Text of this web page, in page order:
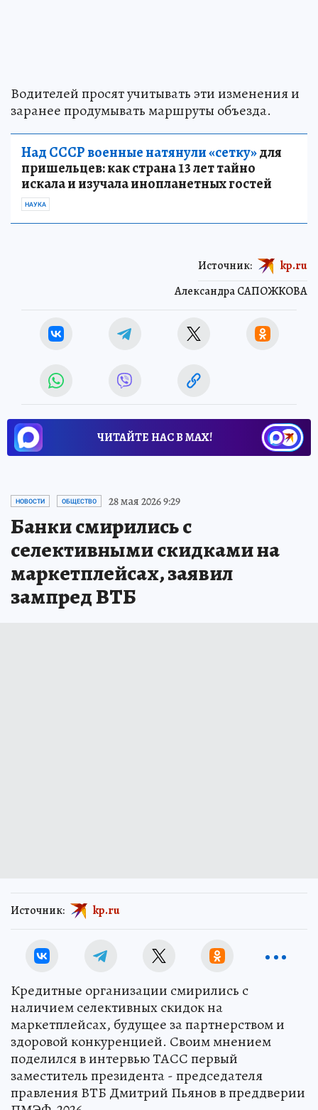
Водителей просят учитывать эти изменения и
заранее продумывать маршруты объезда.
Над СССР военные натянули «сетку»для
пришельцев: как страна 13 лет тайно
искала и изучала инопланетных гостей
НАУКА
Александра САПОЖКОВА
Источник: kp.ru
ЧИТАЙТЕ НАС В МАХ!
НОВОСТИ ОБЩЕСТВО 28 мая 2026 9:29
Банки смирились с
селективными скидками на
маркетплейсах, заявил
зампред ВТБ
Источник: kp.ru
Кредитные организации смирились с
наличием селективных скидок на
маркетплейсах, будущее за партнерством и
здоровой конкуренцией. Своим мнением
поделился в интервью ТАСС первый
заместитель президента - председателя
правления ВТБ Дмитрий Пьянов в преддверии